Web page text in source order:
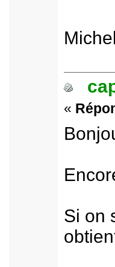
Michel
«
Si on